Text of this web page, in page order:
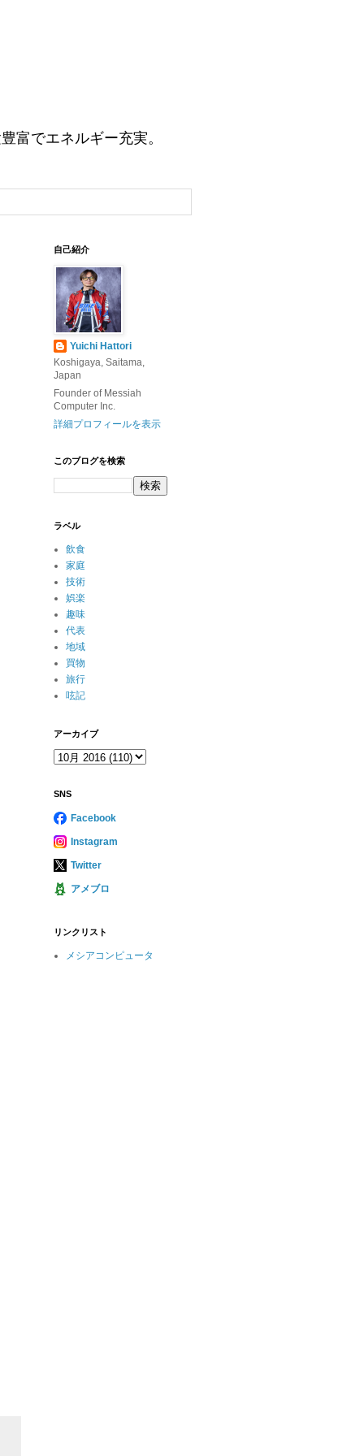
富でエネルギー充実。
自己紹介
Yuichi Hattori
Koshigaya, Saitama,
Japan
Founder of Messiah
Computer Inc.
詳細プロフィールを表示
このブログを検索
ラベル
飲食
家庭
技術
娯楽
趣味
代表
地域
買物
旅行
呟記
アーカイブ
SNS
Facebook
Instagram
Twitter
アメブロ
リンクリスト
メシアコンピュータ